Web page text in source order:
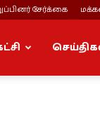
சேர்க்கை